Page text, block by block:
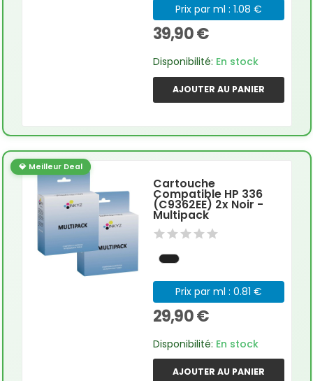
Prix par ml : 1.08 €
39,90 €
Disponibilité: En stock
AJOUTER AU PANIER
💎 Meilleur Deal
Cartouche
Compatible HP 336
(C9362EE) 2x Noir -
Multipack
Prix par ml : 0.81 €
29,90 €
Disponibilité: En stock
AJOUTER AU PANIER